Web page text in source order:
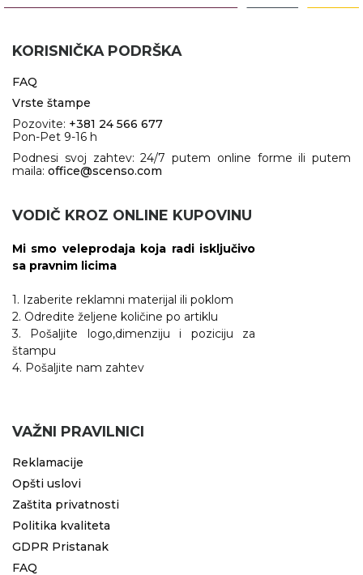
KORISNIČKA PODRŠKA
FAQ
Vrste štampe
Pozovite: +381 24 566 677
Pon-Pet 9-16 h
Podnesi svoj zahtev: 24/7 putem online forme ili putem
maila: office@scenso.com
VODIČ KROZ ONLINE KUPOVINU
Mi smo veleprodaja koja radi isključivo
sa pravnim licima
1. Izaberite reklamni materijal ili poklom
2. Odredite željene količine po artiklu
3. Pošaljite logo,dimenziju i poziciju za
štampu
4. Pošaljite nam zahtev
VAŽNI PRAVILNICI
Reklamacije
Opšti uslovi
Zaštita privatnosti
Politika kvaliteta
GDPR Pristanak
FAQ